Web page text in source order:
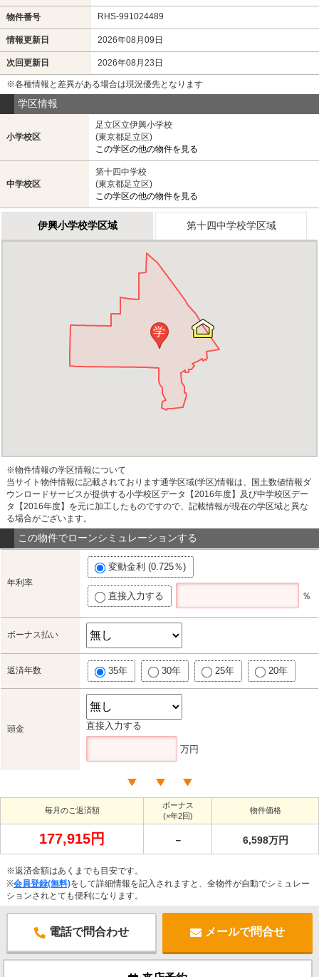
物件番号 RHS-991024489
情報更新日 2026年08月09日
次回更新日 2026年08月23日
※各種情報と差異がある場合は現況優先となります
学区情報
小学校区
足立区立伊興小学校
(東京都足立区)
この学区の他の物件を見る
中学校区
第十四中学校
(東京都足立区)
この学区の他の物件を見る
伊興小学校学区域 第十四中学校学区域
学
※物件情報の学区情報について
当サイト物件情報に記載されております通学区域(学区)情報は、国土数値情報ダ
ウンロードサービスが提供する小学校区データ【2016年度】及び中学校区デー
タ【2016年度】を元に加工したものですので、記載情報が現在の学区域と異な
る場合がございます。
この物件でローンシミュレーションする
年利率
変動金利 (0.725％)
直接入力する ％
ボーナス払い
返済年数 35年 30年 25年 20年
頭金 直接入力する
万円
毎月のご返済額
ボーナス
(×年2回)
物件価格
177,915円 － 6,598万円
※返済金額はあくまでも目安です。
※会員登録(無料)をして詳細情報を記入されますと、全物件が自動でシミュレー
ションされとても便利になります。
電話で問合わせ メールで問合せ